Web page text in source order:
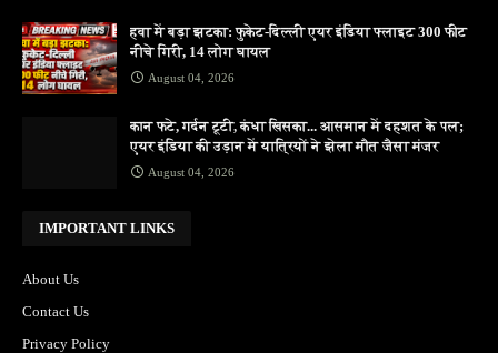
हवा में बड़ा झटका: फुकेट-दिल्ली एयर इंडिया फ्लाइट 300 फीट
नीचे गिरी, 14 लोग घायल
August 04, 2026
कान फटे, गर्दन टूटी, कंधा खिसका... आसमान में दहशत के पल;
एयर इंडिया की उड़ान में यात्रियों ने झेला मौत जैसा मंजर
August 04, 2026
IMPORTANT LINKS
About Us
Contact Us
Privacy Policy